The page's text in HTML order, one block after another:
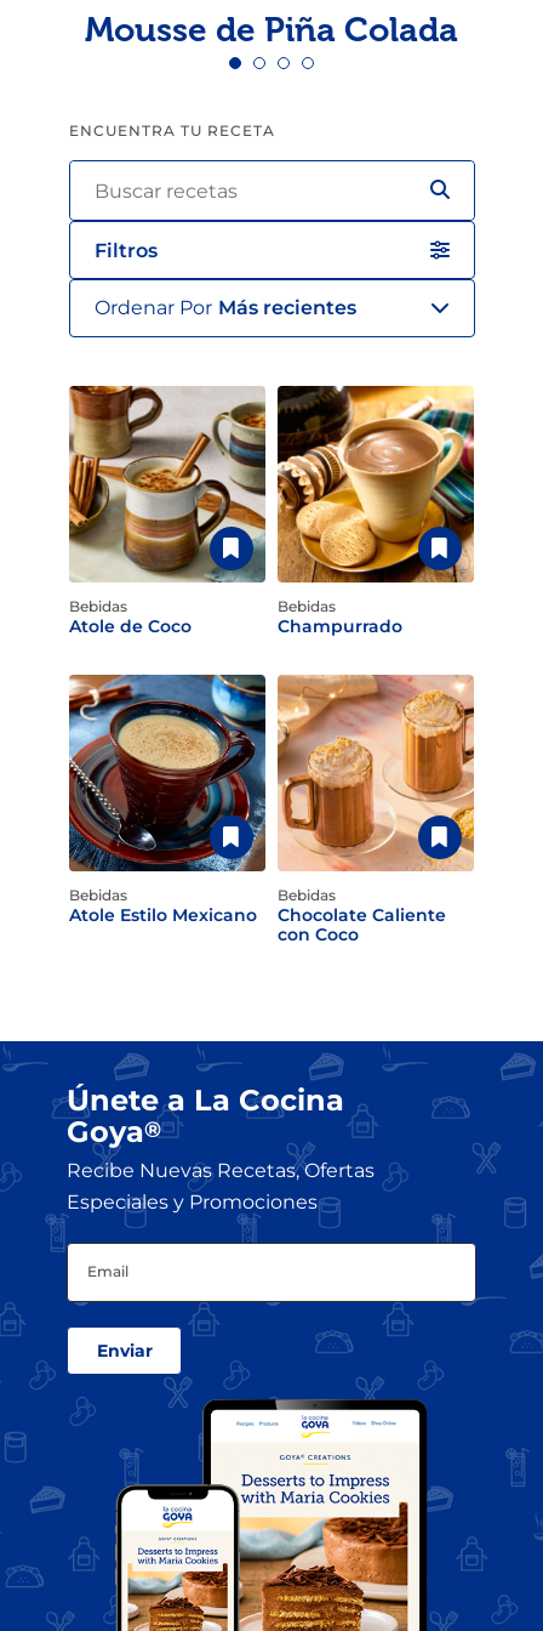
Mousse de Piña Colada
ENCUENTRA TU RECETA
Filtros
Ordenar Por Más recientes
Bebidas
Atole de Coco
Bebidas
Champurrado
Bebidas
Atole Estilo Mexicano
Bebidas
Chocolate Caliente
con Coco
Únete a La Cocina
Goya®
Recibe Nuevas Recetas, Ofertas
Especiales y Promociones